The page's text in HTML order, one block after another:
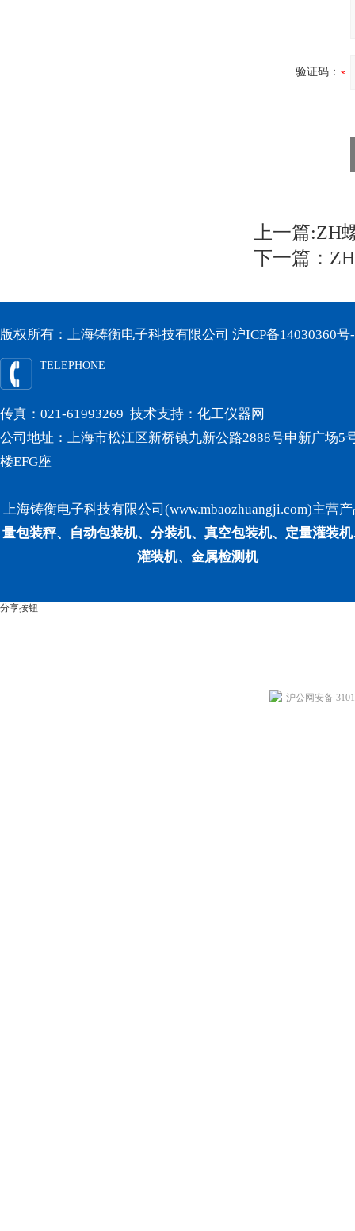
验证码：
上一篇:ZH
下一篇：
版权所有：上海铸衡电子科技有限公司 沪ICP备14030360号
TELEPHONE
传真：021-61993269 技术支持： 化工仪器网
公司地址：上海市松江区新桥镇九新公路2888号申新广场5
楼EFG座
上海铸衡电子科技有限公司(www.mbaozhuangji.com)主营
量包装秤、自动包装机、分装机、真空包装机、定量灌装
灌装机、金属检测机
分享按钮
沪公网安备